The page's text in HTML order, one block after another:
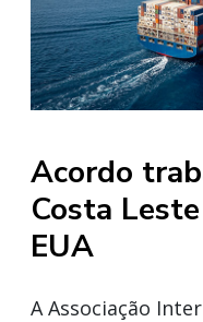
Acordo
Costa
EUA
A Associação